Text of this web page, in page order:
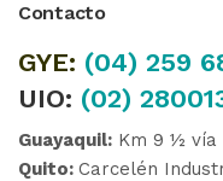
Contacto
GYE: (04) 259
UIO: (02)
Guayaquil: Km 9 ½ vía
Quito: Carcelén